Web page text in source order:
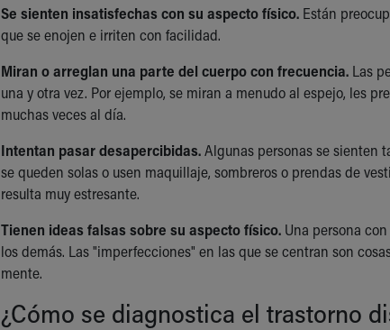
Se sienten insatisfechas con su aspecto físico. Están
que se enojen e irriten con facilidad.
Miran o arreglan una parte del cuerpo con frecuencia. Las
una y otra vez. Por ejemplo, se miran a menudo al espejo, les
muchas veces al día.
Intentan pasar desapercibidas.Algunas personas se sienten
se queden solas o usen maquillaje, sombreros o prendas de
resulta muy estresante.
Tienen ideas falsas sobre su aspecto físico. Una persona
los demás. Las "imperfecciones" en las que se centran son
mente.
¿Cómo se diagnostica el trastorno